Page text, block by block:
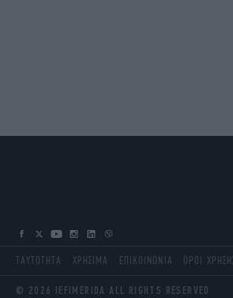
© 2026 IEFIMERIDA ALL RIGHTS RESERVED
ΤΑΥΤΟΤΗΤΑ ΧΡΗΣΙΜΑ ΕΠΙΚΟΙΝΩΝΙΑ ΟΡΟΙ